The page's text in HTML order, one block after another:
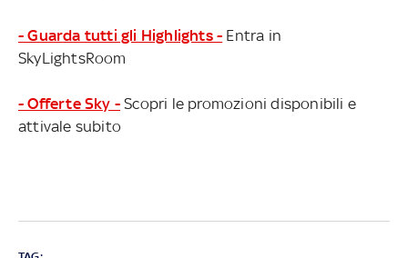
- Guarda tutti gli Highlights - Entra in
SkyLightsRoom
- Offerte Sky - Scopri le promozioni disponibili e
attivale subito